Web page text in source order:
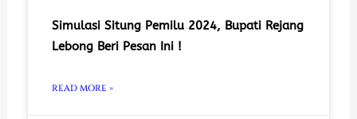
Simulasi Situng Pemilu 2024, Bupati Rejang
Lebong Beri Pesan Ini !
READ MORE »